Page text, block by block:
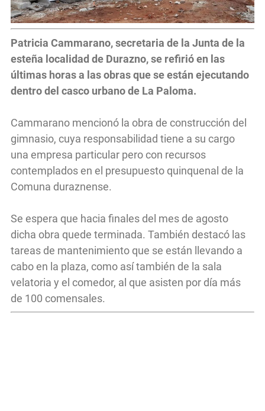
Patricia Cammarano, secretaria de la Junta de la
esteña localidad de Durazno, se refirió en las
últimas horas a las obras que se están ejecutando
dentro del casco urbano de La Paloma.
Cammarano mencionó la obra de construcción del
gimnasio, cuya responsabilidad tiene a su cargo
una empresa particular pero con recursos
contemplados en el presupuesto quinquenal de la
Comuna duraznense.
Se espera que hacia finales del mes de agosto
dicha obra quede terminada. También destacó las
tareas de mantenimiento que se están llevando a
cabo en la plaza, como así también de la sala
velatoria y el comedor, al que asisten por día más
de 100 comensales.